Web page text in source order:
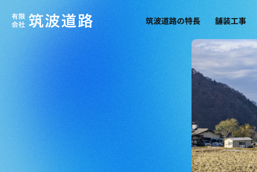
筑波道路の特長 舗装工事